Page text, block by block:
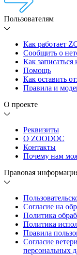
Пользователям
Как работает
Сообщить о
Как записаться
Помощь
Как оставить
Правила и
О проекте
Реквизиты
О ZOODOC
Контакты
Почему нам
Правовая
Согласие на
Политика
Политика
Правила
Согласие
персональных